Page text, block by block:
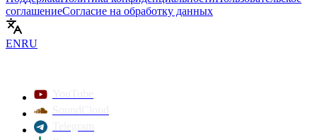
соглашениеСогласие на обработку данных
ENRU